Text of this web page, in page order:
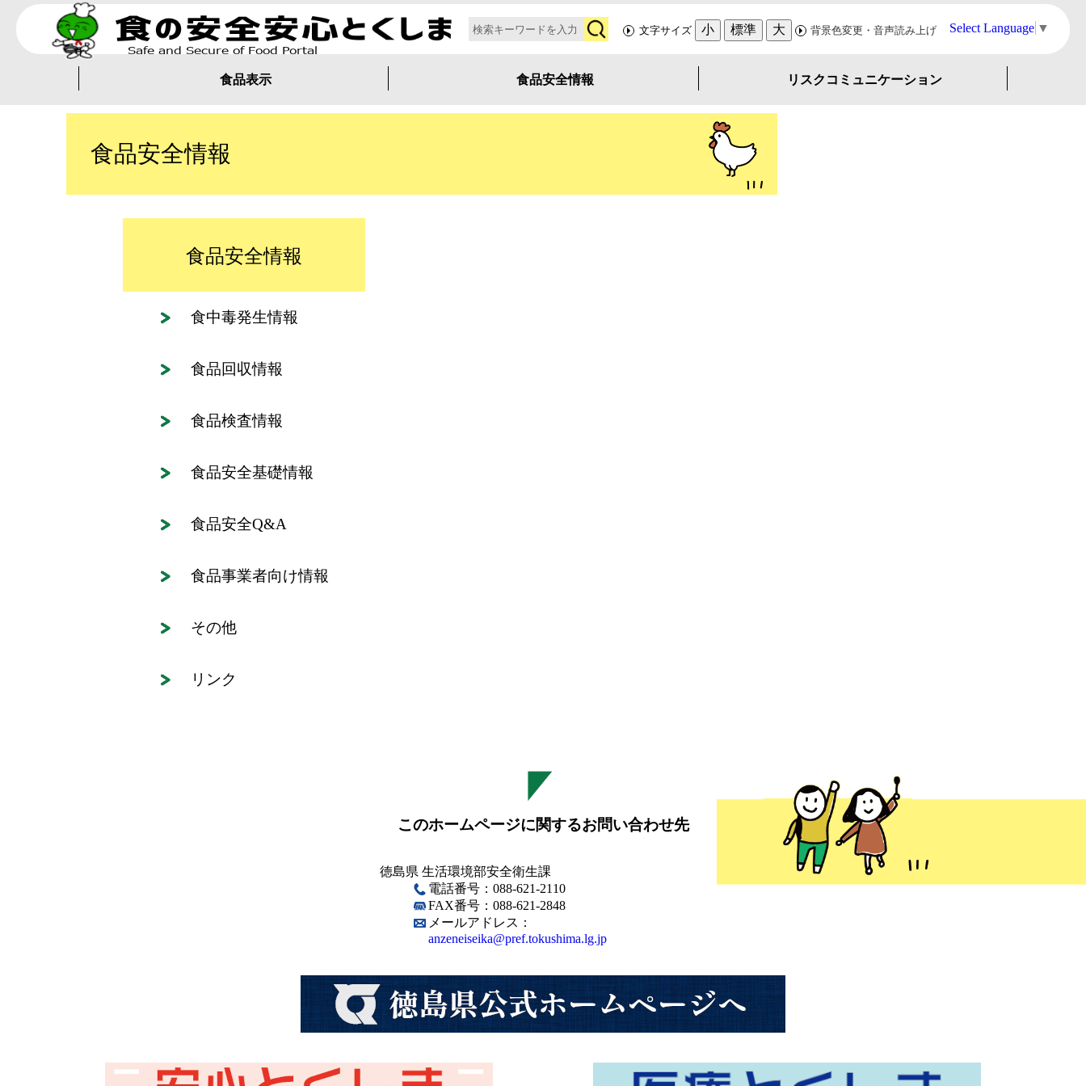
検
索
文字サイズ 小 標準 大 背景色変更・音声読み上げ Select Language ▼
食品表示 食品安全情報 リスクコミュニケーション
食品安全情報
食品安全情報
食中毒発生情報
食品回収情報
食品検査情報
食品安全基礎情報
食品安全Q&A
食品事業者向け情報
その他
リンク
このホームページに関するお問い合わせ先
徳島県 生活環境部安全衛生課
電話番号：088-621-2110
FAX番号：088-621-2848
メールアドレス：
anzeneiseika@pref.tokushima.lg.jp